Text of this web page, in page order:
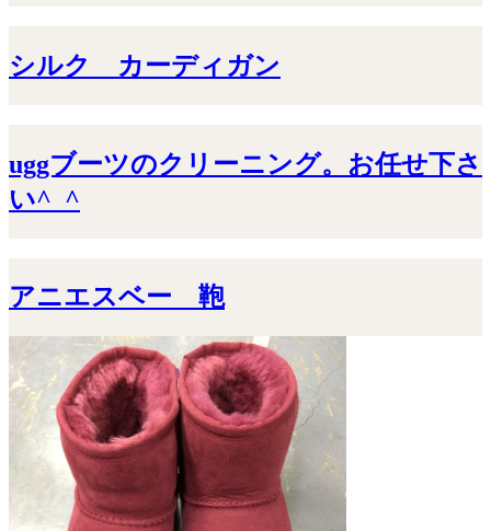
シルク カーディガン
uggブーツのクリーニング。お任せ下さ
い^_^
アニエスベー 鞄